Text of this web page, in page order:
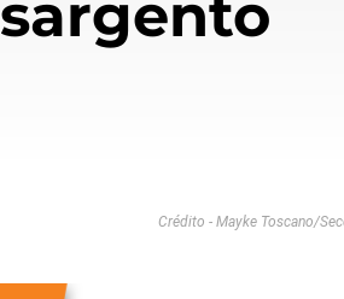
sargento
Crédito - Mayke Toscano/